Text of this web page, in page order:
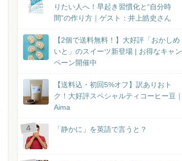
りたい人へ！早起き習慣化と“自分時
間”の作り方｜ゲスト：井上皓史さん
【2個で送料無料！】大好評「おかしめ
いと」のスイーツ新登場 | お得なキャン
ペーン開催中
【送料込・初回5%オフ】訳ありおト
ク！大好評スペシャルティコーヒー豆｜
Aima
「静かに」を英語で言うと？